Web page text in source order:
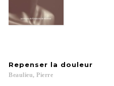
Repenser la douleur
Beaulieu, Pierre